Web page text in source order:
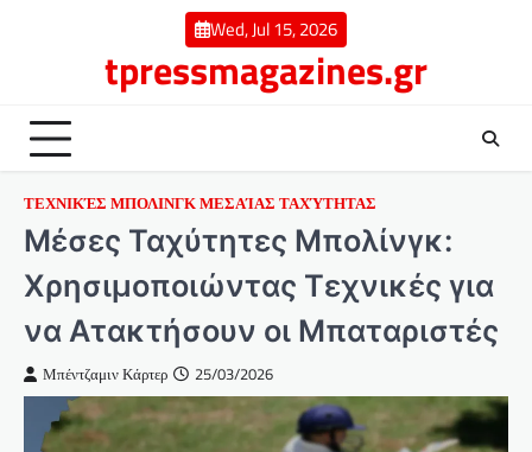
Wed, Jul 15, 2026
tpressmagazines.gr
ΤΕΧΝΙΚΈΣ ΜΠΟΛΙΝΓΚ ΜΕΣΑΊΑΣ ΤΑΧΎΤΗΤΑΣ
Μέσες Ταχύτητες Μπολίνγκ:
Χρησιμοποιώντας Τεχνικές για
να Ατακτήσουν οι Μπαταριστές
Μπέντζαμιν Κάρτερ 25/03/2026